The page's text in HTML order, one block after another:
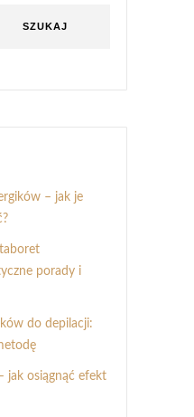
SZUKAJ
– jak je
porady i
do depilacji:
jak osiągnąć efekt